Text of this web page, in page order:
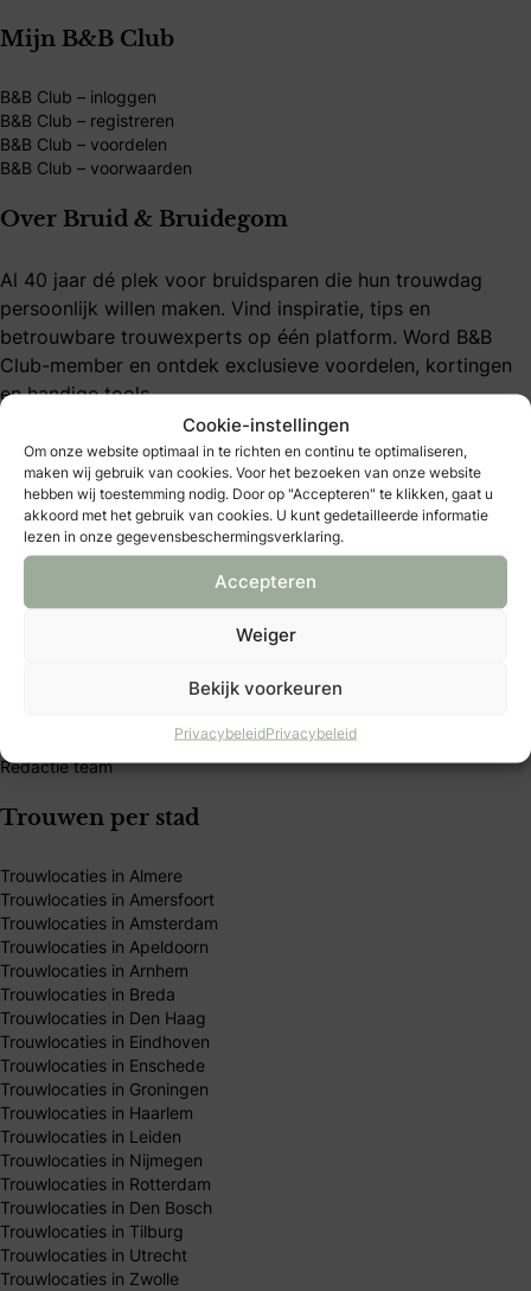
Cookie-instellingen
Om onze website optimaal in te richten en continu te optimaliseren,
maken wij gebruik van cookies. Voor het bezoeken van onze website
hebben wij toestemming nodig. Door op "Accepteren" te klikken, gaat u
akkoord met het gebruik van cookies. U kunt gedetailleerde informatie
lezen in onze gegevensbeschermingsverklaring.
Accepteren
Weiger
Bekijk voorkeuren
PrivacybeleidPrivacybeleid
Mijn B&B Club
B&B Club – inloggen
B&B Club – registreren
B&B Club – voordelen
B&B Club – voorwaarden
Over Bruid & Bruidegom
Al 40 jaar dé plek voor bruidsparen die hun trouwdag
persoonlijk willen maken. Vind inspiratie, tips en
betrouwbare trouwexperts op één platform. Word B&B
Club-member en ontdek exclusieve voordelen, kortingen
en handige tools.
Bruidmedia
Trouwexperts – business login
Redactie team
Trouwen per stad
Trouwlocaties in Almere
Trouwlocaties in Amersfoort
Trouwlocaties in Amsterdam
Trouwlocaties in Apeldoorn
Trouwlocaties in Arnhem
Trouwlocaties in Breda
Trouwlocaties in Den Haag
Trouwlocaties in Eindhoven
Trouwlocaties in Enschede
Trouwlocaties in Groningen
Trouwlocaties in Haarlem
Trouwlocaties in Leiden
Trouwlocaties in Nijmegen
Trouwlocaties in Rotterdam
Trouwlocaties in Den Bosch
Trouwlocaties in Tilburg
Trouwlocaties in Utrecht
Trouwlocaties in Zwolle